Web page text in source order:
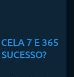
7 E 365